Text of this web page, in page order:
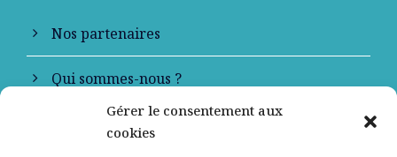
Gérer le consentement aux
cookies
Nos partenaires
Qui sommes-nous ?
Contactez-nous